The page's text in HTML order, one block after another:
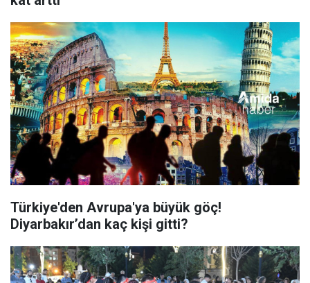
Türkiye'den Avrupa'ya büyük göç!
Diyarbakır’dan kaç kişi gitti?